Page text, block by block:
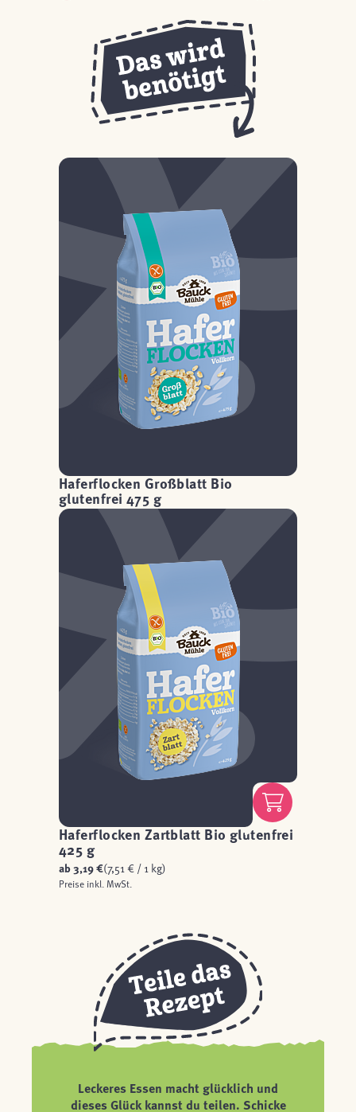
Haferflocken Großblatt Bio
glutenfrei 475 g
Haferflocken Zartblatt Bio glutenfrei
425 g
ab3,19 €(7,51 € / 1 kg)
Preise inkl. MwSt.
Leckeres Essen macht glücklich und
dieses Glück kannst du teilen. Schicke